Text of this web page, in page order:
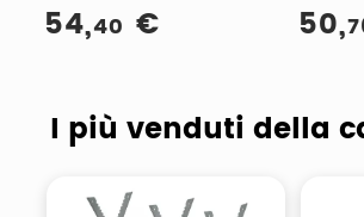
54,40 € 50,
I più venduti della